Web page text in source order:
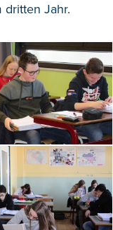
dritten Jahr.